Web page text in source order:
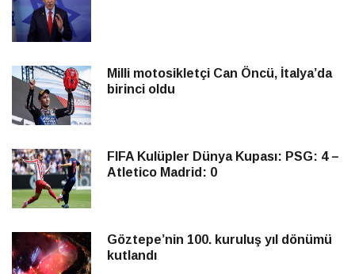
Milli motosikletçi Can Öncü, İtalya’da
birinci oldu
FIFA Kulüpler Dünya Kupası: PSG: 4 –
Atletico Madrid: 0
Göztepe’nin 100. kuruluş yıl dönümü
kutlandı